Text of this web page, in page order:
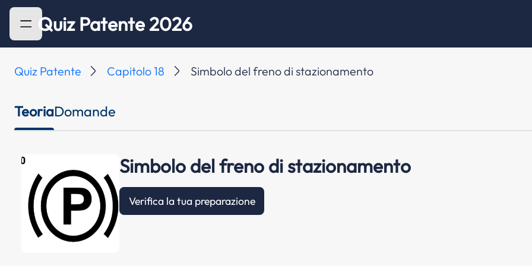
Quiz Patente 2026
Quiz Patente Capitolo 18 Simbolo del freno di stazionamento
TeoriaDomande
Simbolo del freno di stazionamento
Verifica la tua preparazione